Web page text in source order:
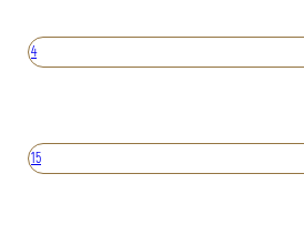
4
15